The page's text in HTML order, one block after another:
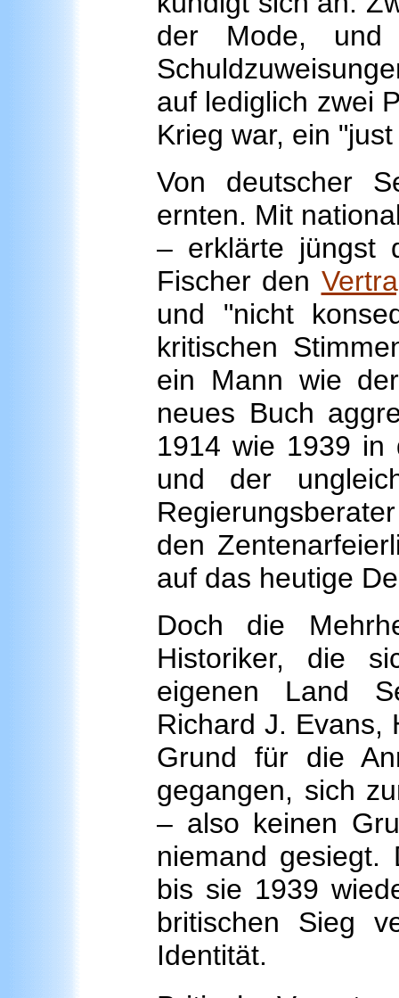
der Mode, und
auf lediglich zwei
Krieg war, ein
Von deutscher
ernten. Mit
– erklärte jüngst
Fischer den
und "nicht
kritischen
ein Mann wie
neues Buch
1914 wie 1939 in
und der
den
auf das heutige
Doch die
Historiker, die
eigenen Land
Richard J. Evans,
Grund für die
gegangen, sich
– also keinen
niemand gesiegt.
bis sie 1939
britischen Sieg
Identität.